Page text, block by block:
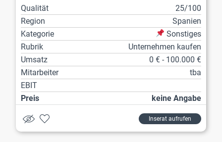
Qualität
25/100
Region
Spanien
Kategorie
Sonstiges
Rubrik
Unternehmen kaufen
Umsatz
0 € - 100.000 €
Mitarbeiter
tba
EBIT
Preis
keine Angabe
Inserat aufrufen